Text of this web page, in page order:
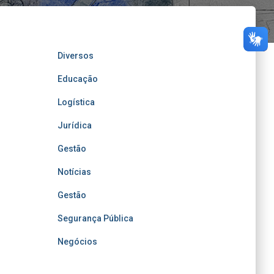
Diversos
Educação
Logística
Jurídica
Gestão
Notícias
Gestão
Segurança Pública
Negócios